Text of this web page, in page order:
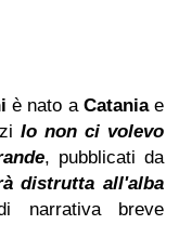
è nato a Cataniae
Io non ci volevo
, pubblicati da
distrutta all'alba
narrativa breve